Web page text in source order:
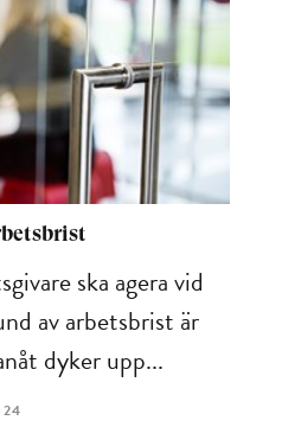
ska agera vid
av arbetsbrist är
dyker upp...